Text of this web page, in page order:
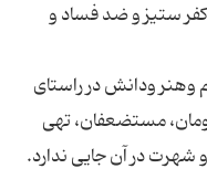
ستيز و ضد فساد و
ودانش در راستاى
مستضعفان، تهى
در آن جايى ندارد.